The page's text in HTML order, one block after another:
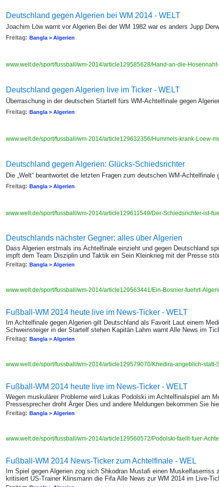
Deutschland gegen Algerien bei WM 2014 - WELT
Joachim Löw warnt vor Algerien Bei der WM 1982 war es anders Jupp
Freitag: Bangla > Algerien
www.welt.de/sport/fussball/wm-2014/article129585628/Hand-an-die-
Deutschland gegen Algerien live im Ticker - WELT
Überraschung in der deutschen Startelf fürs WM-Achtelfinale gegen
Freitag: Bangla > Algerien
www.welt.de/sport/fussball/wm-2014/article129632356/Hummels-krank-Loew-
Deutschland gegen Algerien: Glücks-Schiedsrichter
Die „Welt“ beantwortet die letzten Fragen zum deutschen WM-Achtelfinale
Freitag: Bangla > Algerien
www.welt.de/sport/fussball/wm-2014/article129611549/Der-Schiedsrichter-ist-
Deutschlands nächster Gegner: alles über Algerien
Dass Algerien erstmals ins Achtelfinale einzieht und gegen Deutschland
impft dem Team Disziplin und Taktik ein Sein Kleinkrieg mit der Presse
Freitag: Bangla > Algerien
www.welt.de/sport/fussball/wm-2014/article129563441/Ein-Bosnier-fuehrt-
Fußball-WM 2014 heute live im News-Ticker - WELT
Im Achtelfinale gegen Algerien gilt Deutschland als Favorit Laut einem
Schweinsteiger in der Startelf stehen Kapitän Lahm warnt Alle News im
Freitag: Bangla > Algerien
www.welt.de/sport/fussball/wm-2014/article129579070/Khedira-angeblich-
Fußball-WM 2014 heute live im News-Ticker - WELT
Wegen muskulärer Probleme wird Lukas Podolski im Achtelfinalspiel am
Pressesprecher droht Ärger Dies und andere Meldungen bekommen Sie
Freitag: Bangla > Algerien
www.welt.de/sport/fussball/wm-2014/article129560572/Podolski-faellt-fuer-
Fußball-WM 2014 News-Ticker zum Achtelfinale - WEL
Im Spiel gegen Algerien zog sich Shkodran Mustafi einen Muskelfaserriss
kritisiert US-Trainer Klinsmann die Fifa Alle News zur WM 2014 im Live-